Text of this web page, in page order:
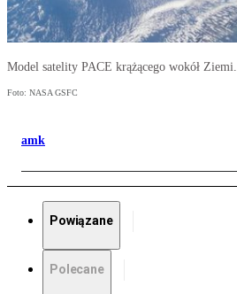
Model satelity PACE krążącego wokół Ziemi.
Foto: NASA GSFC
amk
Powiązane
Polecane